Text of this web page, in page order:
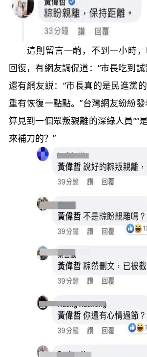
這則留言一齣，不到一小時，
回復，有網友調侃道：“市長吃到
還有網友説：“市長真的是民進黨
重有恢復一點點。”台灣網友紛紛
算見到一個眾叛親離的深綠人員”“
來補刀的？”